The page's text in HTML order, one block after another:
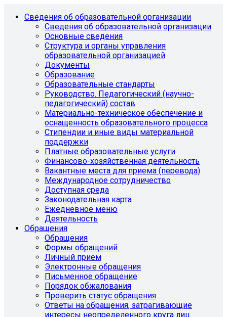
Сведения об образовательной организации
Сведения об образовательной организации
Основные сведения
Структура и органы управления
образовательной организацией
Документы
Образование
Образовательные стандарты
Руководство. Педагогический (научно-
педагогический) состав
Материально-техническое обеспечение и
оснащенность образовательного процесса
Стипендии и иные виды материальной
поддержки
Платные образовательные услуги
Финансово-хозяйственная деятельность
Вакантные места для приема (перевода)
Международное сотрудничество
Доступная среда
Законодательная карта
Ежедневное меню
Деятельность
Обращения
Обращения
Формы обращений
Личный прием
Электронные обращения
Письменное обращение
Порядок обжалования
Проверить статус обращения
Ответы на обращения, затрагивающие
интересы неопределенного круга лиц